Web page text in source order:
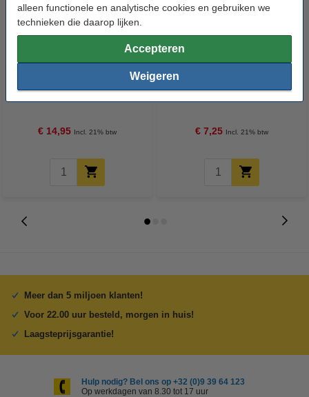
alleen functionele en analytische cookies en gebruiken we
technieken die daarop lijken.
Accepteren
Weigeren
123accu Xtreme Power MN1500
€ 14,95 Incl. 21% btw
123inkt kopieerpapier 1 pak van
€ 7,25 Incl. 21% btw
Meer dan 5 miljoen klanten!
Voor 22.00 uur besteld, morgen in huis!
Laagsteprijsgarantie!
Hulp nodig? Bel ons op +32 (0)9 39 64 123
Op werkdagen van 8.30 tot 17 uur